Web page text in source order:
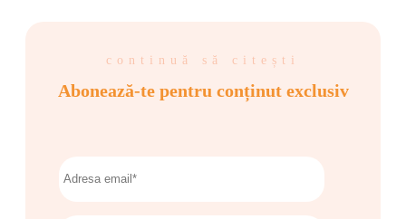
continuă să citești
Abonează-te pentru conținut exclusiv